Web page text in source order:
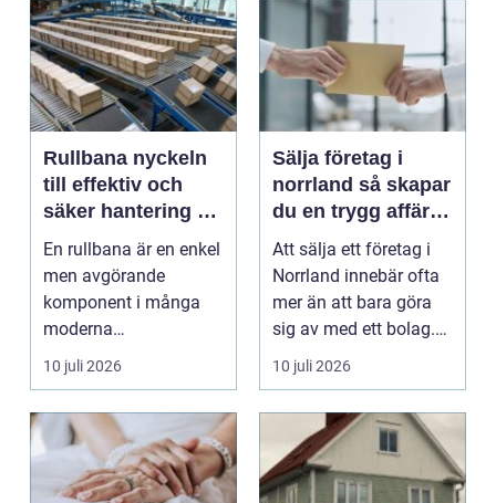
Rullbana nyckeln
till effektiv och
säker hantering av
gods
En rullbana är en enkel
men avgörande
komponent i många
moderna
verksamheter. Den
används för att fl...
10 juli 2026
Sälja företag i
norrland så skapar
du en trygg affär
från start till mål
Att sälja ett företag i
Norrland innebär ofta
mer än att bara göra
sig av med ett bolag.
För många ä...
10 juli 2026